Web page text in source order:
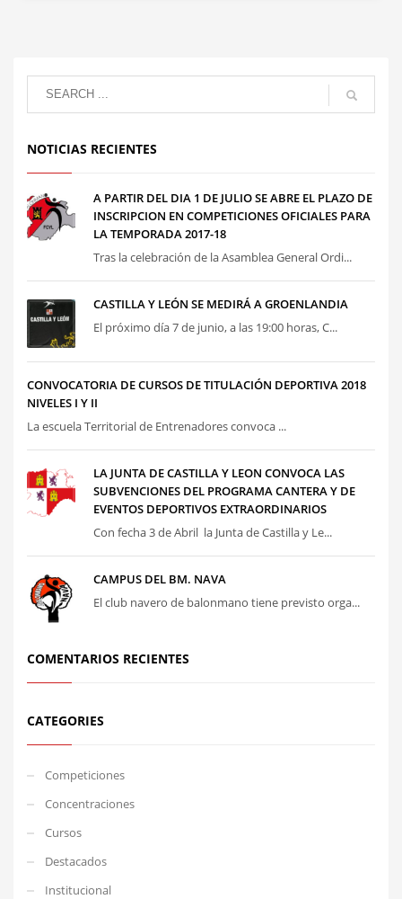
NOTICIAS RECIENTES
A PARTIR DEL DIA 1 DE JULIO SE ABRE EL PLAZO DE
INSCRIPCION EN COMPETICIONES OFICIALES PARA
LA TEMPORADA 2017-18
Tras la celebración de la Asamblea General Ordi...
CASTILLA Y LEÓN SE MEDIRÁ A GROENLANDIA
El próximo día 7 de junio, a las 19:00 horas, C...
CONVOCATORIA DE CURSOS DE TITULACIÓN DEPORTIVA 2018
NIVELES I Y II
La escuela Territorial de Entrenadores convoca ...
LA JUNTA DE CASTILLA Y LEON CONVOCA LAS
SUBVENCIONES DEL PROGRAMA CANTERA Y DE
EVENTOS DEPORTIVOS EXTRAORDINARIOS
Con fecha 3 de Abril la Junta de Castilla y Le...
CAMPUS DEL BM. NAVA
El club navero de balonmano tiene previsto orga...
COMENTARIOS RECIENTES
CATEGORIES
Competiciones
Concentraciones
Cursos
Destacados
Institucional